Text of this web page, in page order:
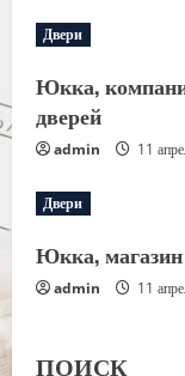
Двери
Юкка,
дверей
admin 11
Двери
Юкка, магазин
admin 11
ПОИСК